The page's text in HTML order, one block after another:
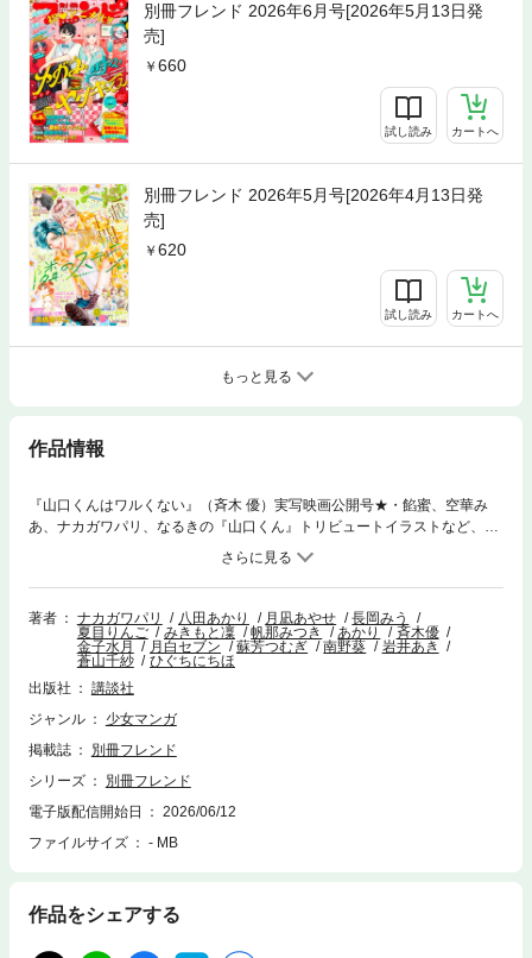
別冊フレンド 2026年6月号[2026年5月13日発
売]
660
試し読み カートへ
別冊フレンド 2026年5月号[2026年4月13日発
売]
620
試し読み カートへ
もっと見る
作品情報
『山口くんはワルくない』（斉木 優）実写映画公開号★・餡蜜、空華み
あ、ナカガワパリ、なるきの『山口くん』トリビュートイラストなど、豪
華企画が盛りだくさん!!W新連載スタート★・『青は短し恋せよ乙女』（長
岡みう）格ゲーオタクが、なぜか男子排球部のマネージャーに!?・『おう
ちで恋が待ってる』（帆那みつき）不器用女子とおせっかい男子のスイー
トホームラブ♪ほかにもあつ～い作品がたくさん!! 読まな損やで～!!!!※電子
版では紙の雑誌と内容が一部異なる場合や、掲載されないページがありま
す。※内容の一部は、2026年9月13日までの閲覧期限となります。
著者 ナカガワパリ 八田あかり 月凪あやせ
長岡みう
夏目りんご
みきもと凜 帆那みつき あかり
斉木優
金子水月
月白セブン 蘇芳つむぎ 南野葵
岩井あき
蒼山千紗
ひぐちにちほ
出版社
講談社
ジャンル
少女マンガ
掲載誌
別冊フレンド
シリーズ
別冊フレンド
電子版配信開始日
2026/06/12
ファイルサイズ
- MB
作品をシェアする